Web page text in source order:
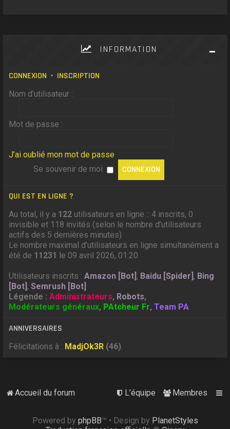
INFORMATION
CONNEXION • INSCRIPTION
Nom d’utilisateur :
Mot de passe :
J’ai oublié mon mot de passe
Se souvenir de moi
QUI EST EN LIGNE ?
Au total, il y a 122 utilisateurs en ligne :: 4 inscrits, 0
invisible et 118 invités (selon le nombre d’utilisateurs
actifs des 5 dernières minutes)
Le nombre maximal d’utilisateurs en ligne simultanément a
été de 11231 le 09 avril 2026, 01:20
Utilisateurs inscrits :Amazon [Bot], Baidu [Spider], Bing
[Bot],Semrush [Bot]
Légende :Administrateurs, Robots,
Modérateurs généraux, PAtcheur Fr,Team PA
ANNIVERSAIRES
Félicitations à : MadjOk3R (46)
Accueil du forum Membres
L’équipe
Powered by phpBB™ • Design by PlanetStyles